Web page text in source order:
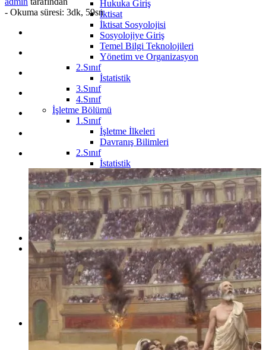
Hukuka Giriş
İktisat
İktisat Sosyolojisi
Sosyolojiye Giriş
Temel Bilgi Teknolojileri
Yönetim ve Organizasyon
2.Sınıf
İstatistik
3.Sınıf
4.Sınıf
İşletme Bölümü
1.Sınıf
İşletme İlkeleri
Davranış Bilimleri
2.Sınıf
İstatistik
Mikro İktisat
Makro İktisat
3.Sınıf
4.Sınıf
Kamu Yönetimi Bölümü
Maliye Bölümü
Fakülteler
Çalışma Odaları
Hukuk Çalışma Odaları
1.Sınıf Çalışma Odası
2.Sınıf Çalışma Odası
3.Sınıf Çalışma Odası
4.Sınıf Çalışma Odası
ARABULUCULUK Çalışma Odası
Ders Notları
HUKUK
İKTİSAT
- Okuma süresi: 3dk, 59sn